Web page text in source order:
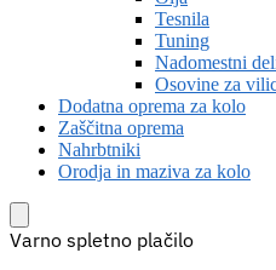
Tesnila
Tuning
Nadomestni
Osovine za
Dodatna oprema za kolo
Zaščitna oprema
Nahrbtniki
Orodja in maziva za kolo
Varno spletno plačilo